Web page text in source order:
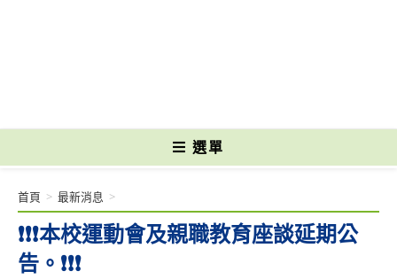
選單
❗❗❗本校運動會及親職教育座談延期公
告。❗❗❗
首頁 > 最新消息 >